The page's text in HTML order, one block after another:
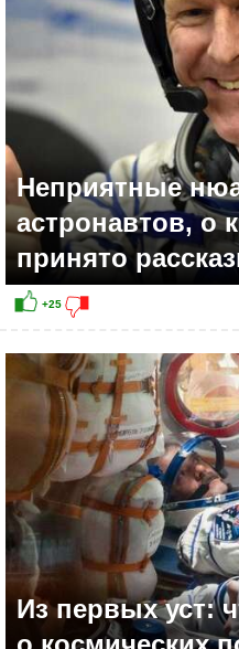
+15
Неприятные
астронавтов, о
принято
Из первых уст: